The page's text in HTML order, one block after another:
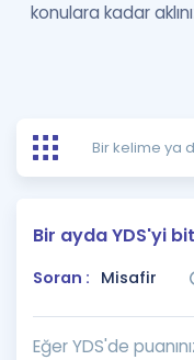
Ücretsiz
Puan
Rehberlik Aracı
ÖSYM Sınav
Blog
Hakkımızda
konulara kadar
Bir ayda YDS'yi
Soran : Misafir
Eğer YDS'de